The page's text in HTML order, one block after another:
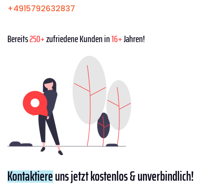
+4915792632837
Bereits250+zufriedene Kunden in16+Jahren!
Kontaktiereuns jetzt kostenlos & unverbindlich!